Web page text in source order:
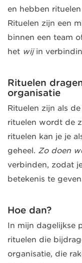
en hebben
Rituelen zijn een
binnen een team
het wij in
Rituelen
organisatie
Rituelen zijn als
rituelen wordt de
rituelen kan je je
geheel. Zo doen
verbinden, zodat
betekenis te
Hoe dan?
In mijn dagelijkse
rituelen die
organisatie, die